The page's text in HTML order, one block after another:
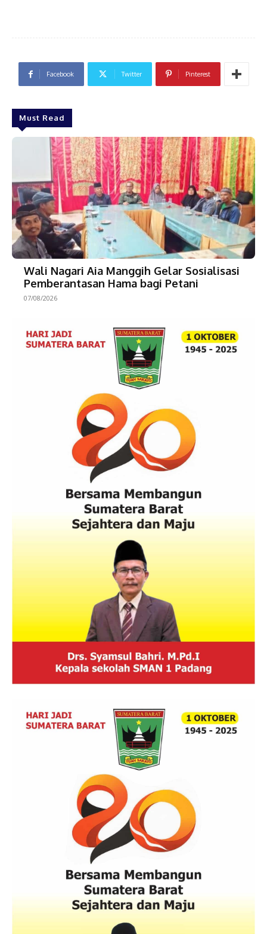
Facebook Twitter Pinterest
Must Read
Wali Nagari Aia Manggih Gelar Sosialisasi
Pemberantasan Hama bagi Petani
07/08/2026